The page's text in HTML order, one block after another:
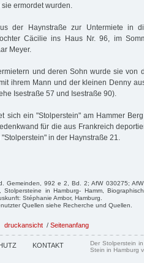
ermordet wurden.
der Haynstraße zur Untermiete in
Cäcilie ins Haus Nr. 96, im
Meyer.
und deren Sohn wurde sie von
ihrem Mann und der kleinen Denny
Isestraße 57 und Isestraße 90).
sich ein "Stolperstein" am Hammer
für die aus Frankreich
in der Haynstraße 21.
Gemeinden, 992 e 2, Bd. 2; AfW 030275;
in Hamburg- Hamm,
Stéphanie Ambor, Hamburg.
Quellen siehe Recherche und Quellen.
druckansicht / Seitenanfang
KONTAKT
Der Stolperstein
Stein in Hamburg